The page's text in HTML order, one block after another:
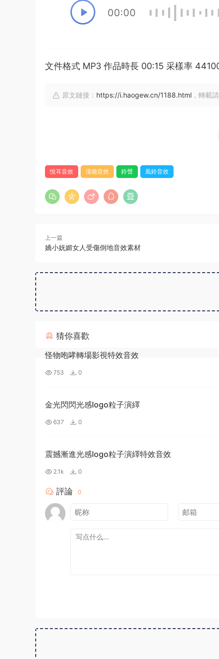
00:00
文件格式 MP3 作品時長 00:15 采樣率
原文鏈接： https://i.haogew.cn/1188.html ，轉載
悅耳音效 清脆音效 鈴聲 風鈴音效
上一篇
嬌小妩媚女人受傷倒地音效素材
猜你喜歡
怪物咆哮轉場影視特效音效
753 0
金光閃閃光感logo粒子演繹
637 0
震撼漸進光感logo粒子演繹特效音效
2.1k 0
評論 0